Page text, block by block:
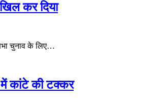
कर दिया
चुनाव के लिए…
में कांटे की टक्कर